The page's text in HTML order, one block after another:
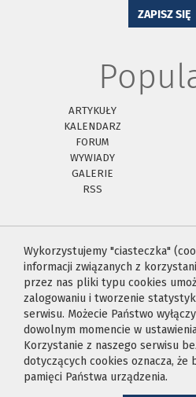
ZAPISZ SIĘ
ARTYKUŁY
KALENDARZ
FORUM
WYWIADY
GALERIE
RSS
Wykorzystujemy "ciasteczka"
informacji związanych z
przez nas pliki typu cookies
zalogowaniu i tworzenie
serwisu. Możecie Państwo
dowolnym momencie w
Korzystanie z naszego serwisu
dotyczących cookies oznacza, że
pamięci Państwa urządzenia.